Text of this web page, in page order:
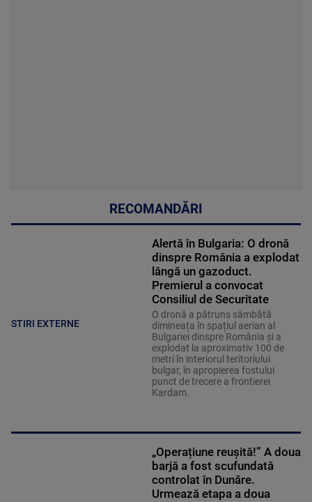
RECOMANDĂRI
STIRI EXTERNE
Alertă în Bulgaria: O dronă
dinspre România a explodat
lângă un gazoduct.
Premierul a convocat
Consiliul de Securitate
O dronă a pătruns sâmbătă
dimineața în spațiul aerian al
Bulgariei dinspre România și a
explodat la aproximativ 100 de
metri în interiorul teritoriului
bulgar, în apropierea fostului
punct de trecere a frontierei
Kardam.
„Operațiune reușită!” A doua
barjă a fost scufundată
controlat în Dunăre.
Urmează etapa a doua